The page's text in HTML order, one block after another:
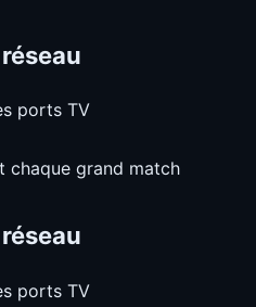
ports TV
chaque grand match
ports TV